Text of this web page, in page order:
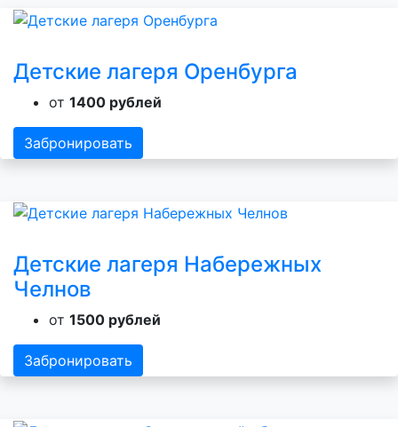
Детские лагеря Оренбурга
от 1400 рублей
Забронировать
Детские лагеря Набережных
Челнов
от 1500 рублей
Забронировать